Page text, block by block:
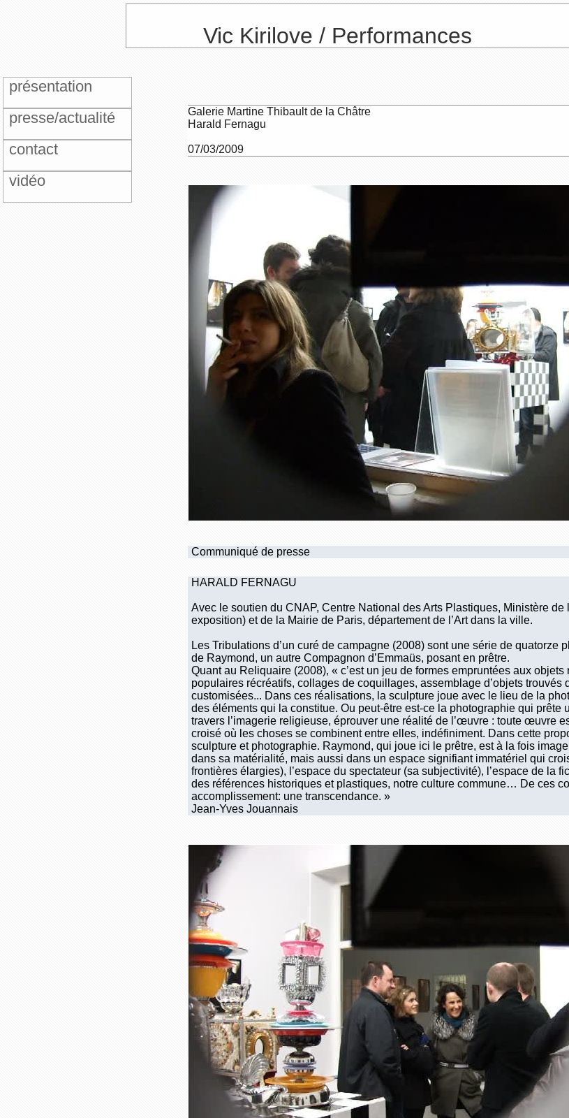
présentation
presse/actualité
contact
vidéo
Vic Kirilove / Performances
Galerie Martine Thibault de la Châtre
Harald Fernagu
07/03/2009
Communiqué de presse
HARALD FERNAGU
Avec le soutien du CNAP, Centre National des Arts Plastiques, Ministère
exposition) et de la Mairie de Paris, département de l’Art dans la ville.
Les Tribulations d’un curé de campagne (2008) sont une série de
de Raymond, un autre Compagnon d’Emmaüs, posant en prêtre.
Quant au Reliquaire (2008), « c’est un jeu de formes empruntées aux
populaires récréatifs, collages de coquillages, assemblage d’objets
customisées... Dans ces réalisations, la sculpture joue avec le lieu de la
des éléments qui la constitue. Ou peut-être est-ce la photographie qui prête
travers l’imagerie religieuse, éprouver une réalité de l’œuvre : toute œuvre
croisé où les choses se combinent entre elles, indéfiniment. Dans cette
sculpture et photographie. Raymond, qui joue ici le prêtre, est à la fois
dans sa matérialité, mais aussi dans un espace signifiant immatériel qui
frontières élargies), l’espace du spectateur (sa subjectivité), l’espace de la
des références historiques et plastiques, notre culture commune… De ces
accomplissement: une transcendance. »
Jean-Yves Jouannais